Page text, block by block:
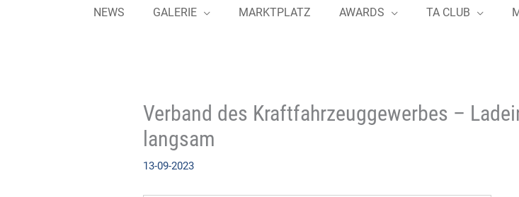
NEWS GALERIE MARKTPLATZ AWARDS TA CLUB
Verband des Kraftfahrzeuggewerbes –
langsam
13-09-2023